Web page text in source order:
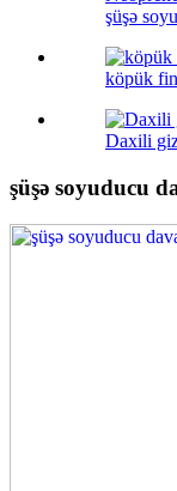
şüşə
köpük
Daxili
şüşə soyuducu